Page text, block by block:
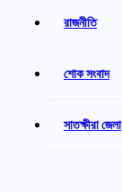
রাজনীতি
শোক সংবাদ
সাতক্ষীরা জেলা